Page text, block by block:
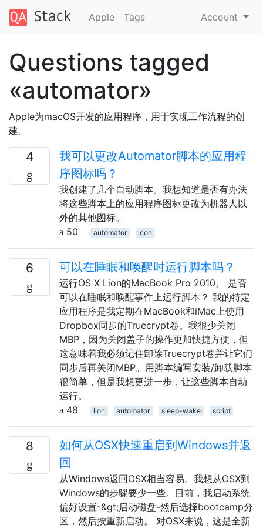
Apple Tags Account
Questions tagged
«automator»
Apple为macOS开发的应用程序，用于实现工作流程的创
建。
4
我可以更改Automator脚本的应用程
序图标吗？
我创建了几个自动脚本。我想知道是否有办法
将这些脚本上的应用程序图标更改为机器人以
外的其他图标。
50
automator icon
6 可以在睡眠和唤醒时运行脚本吗？
运行OS X Lion的MacBook Pro 2010。 是否
可以在睡眠和唤醒事件上运行脚本？ 我的特定
应用程序是我定期在MacBook和iMac上使用
Dropbox同步的Truecrypt卷。我很少关闭
MBP，因为关闭盖子的操作更加快捷方便，但
这意味着我必须记住卸除Truecrypt卷并让它们
同步后再关闭MBP。用脚本编写安装/卸载脚本
很简单，但是我想更进一步，让这些脚本自动
运行。
48
lion automator sleep-wake script
8
如何从OSX快速重启到Windows并返
回
从Windows返回OSX相当容易。我想从OSX到
Windows的步骤要少一些。目前，我启动系统
偏好设置-&gt;启动磁盘-然后选择bootcamp分
区，然后按重新启动。 对OSX来说，这是全新